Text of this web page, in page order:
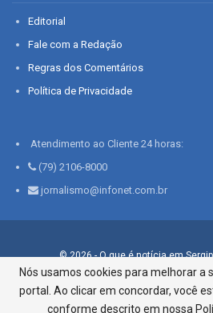
Editorial
Fale com a Redação
Regras dos Comentários
Política de Privacidade
Atendimento ao Cliente 24 horas:
(79) 2106-8000
jornalismo@infonet.com.br
© 2026 - O que é notícia em
reservados.
Infonet - Rua Monsenhor Silveira
Aracaju-SE, CEP 49015-030, Fone:
Nós usamos cookies para melhorar a
portal. Ao clicar em concordar, você
conforme descrito em nossa